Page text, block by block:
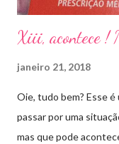
Xiii, acontece !
janeiro 21, 2018
Oie, tudo bem? Esse
passar por uma
mas que pode